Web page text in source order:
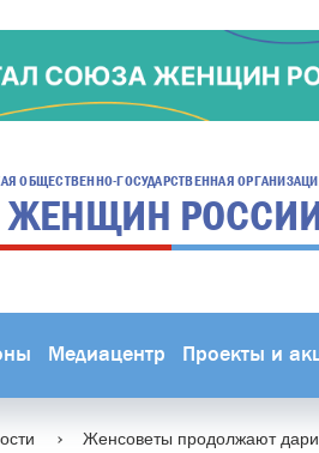
ОБЩЕСТВЕННО-ГОСУДАРСТВЕННАЯ
ЖЕНЩИН
Медиацентр Проекты и
Женсоветы продолжают